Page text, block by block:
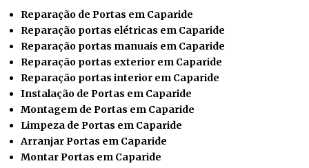
Reparação de Portas em Caparide
Reparação portas elétricas em Caparide
Reparação portas manuais em Caparide
Reparação portas exterior em Caparide
Reparação portas interior em Caparide
Instalação de Portas em Caparide
Montagem de Portas em Caparide
Limpeza de Portas em Caparide
Arranjar Portas em Caparide
Montar Portas em Caparide